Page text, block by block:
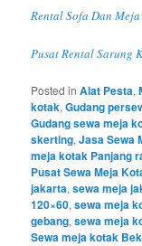
Rental Sofa Dan
Pusat Rental Sarung
Posted in Alat Pesta,
kotak,Gudang
Gudang sewa meja
skerting,Jasa Sewa
meja kotak Panjang
Pusat Sewa Meja
jakarta,sewa meja
120×60,sewa meja
gebang,sewa meja
Sewa meja kotak